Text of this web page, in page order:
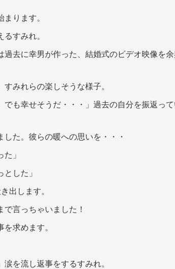
ります。
るすみれ。
過去に幸男が作った、結婚式のビデオ映像を
みれらの楽しそうな様子。
でも幸せそうだ・・・」過去の自分を振返っ
た。彼らの暖への思いを・・・
」
した」
出します。
言っちゃいました！
求めます。
涙を流し返事をするすみれ。